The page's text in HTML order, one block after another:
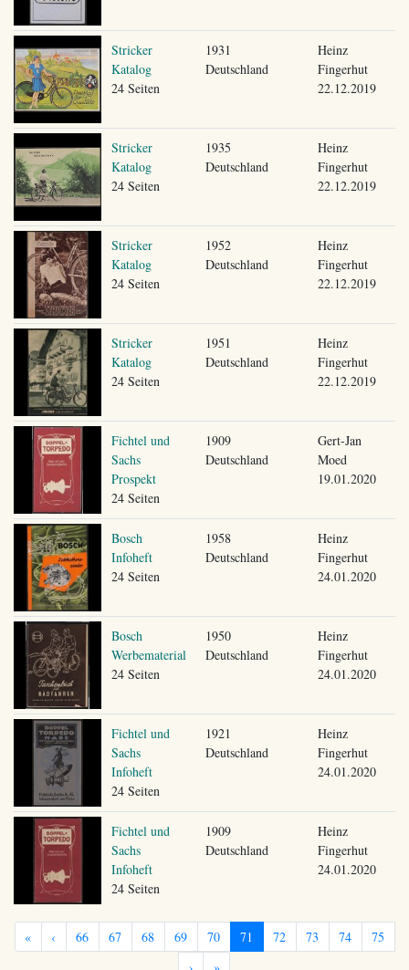
Stricker
Katalog
24 Seiten
1931
Deutschland
Heinz
Fingerhut
22.12.2019
Stricker
Katalog
24 Seiten
1935
Deutschland
Heinz
Fingerhut
22.12.2019
Stricker
Katalog
24 Seiten
1952
Deutschland
Heinz
Fingerhut
22.12.2019
Stricker
Katalog
24 Seiten
1951
Deutschland
Heinz
Fingerhut
22.12.2019
Fichtel und
Sachs
Prospekt
24 Seiten
1909
Deutschland
Gert-Jan
Moed
19.01.2020
Bosch
Infoheft
24 Seiten
1958
Deutschland
Heinz
Fingerhut
24.01.2020
Bosch
Werbematerial
24 Seiten
1950
Deutschland
Heinz
Fingerhut
24.01.2020
Fichtel und
Sachs
Infoheft
24 Seiten
1921
Deutschland
Heinz
Fingerhut
24.01.2020
Fichtel und
Sachs
Infoheft
24 Seiten
1909
Deutschland
Heinz
Fingerhut
24.01.2020
« ‹ 66 67 68 69 70 71 72 73 74
75
›
»